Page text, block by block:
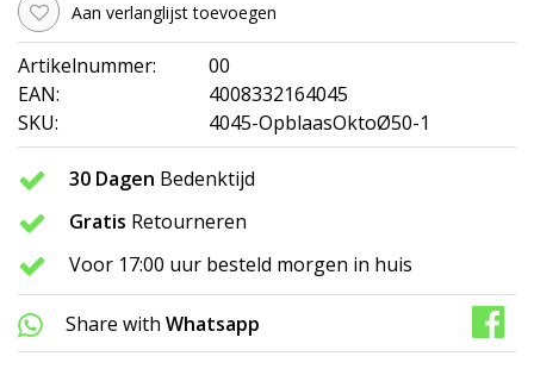
Aan verlanglijst toevoegen
Artikelnummer:
00
EAN:
4008332164045
SKU:
4045-OpblaasOktoØ50-1
30 Dagen Bedenktijd
Gratis Retourneren
Voor 17:00 uur besteld morgen in huis
Share with Whatsapp